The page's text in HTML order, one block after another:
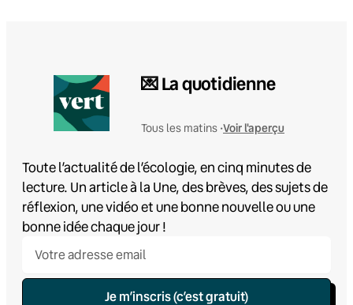
💌 La quotidienne
Tous les matins •Voir l'aperçu
Toute l’actualité de l’écologie, en cinq minutes de
lecture. Un article à la Une, des brèves, des sujets de
réflexion, une vidéo et une bonne nouvelle ou une
bonne idée chaque jour !
Je m’inscris (c’est gratuit)